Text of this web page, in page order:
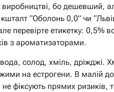
виробництві, бо дешевший,
“Оболонь 0,0” чи
перевірте етикетку: 0,5%
з ароматизаторами.
солод, хміль, дріжджі.
на естрогени. В малій
фіксують прямих ризиків,